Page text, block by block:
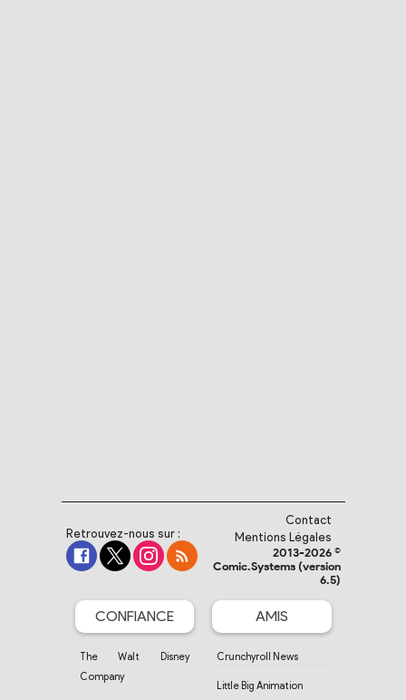
Retrouvez-nous sur :
Contact
Mentions Légales
2013-2026 ©
Comic.Systems (version
6.5)
CONFIANCE
The Walt Disney
Company
AMIS
Crunchyroll News
Little Big Animation